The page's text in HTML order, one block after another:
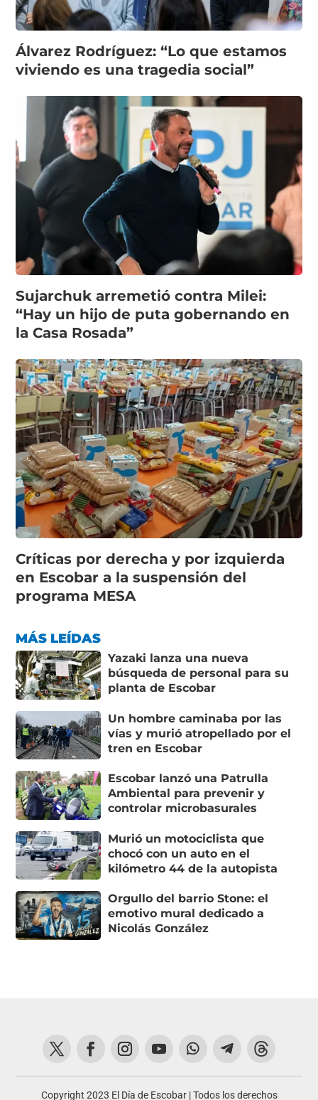
Álvarez Rodríguez: “Lo que estamos
viviendo es una tragedia social”
Sujarchuk arremetió contra Milei:
“Hay un hijo de puta gobernando en
la Casa Rosada”
Críticas por derecha y por izquierda
en Escobar a la suspensión del
programa MESA
MÁS LEÍDAS
Yazaki lanza una nueva
búsqueda de personal para su
planta de Escobar
Un hombre caminaba por las
vías y murió atropellado por el
tren en Escobar
Escobar lanzó una Patrulla
Ambiental para prevenir y
controlar microbasurales
Murió un motociclista que
chocó con un auto en el
kilómetro 44 de la autopista
Orgullo del barrio Stone: el
emotivo mural dedicado a
Nicolás González
Copyright 2023 El Día de Escobar | Todos los derechos